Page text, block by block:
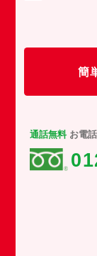
簡
通話無料お電話